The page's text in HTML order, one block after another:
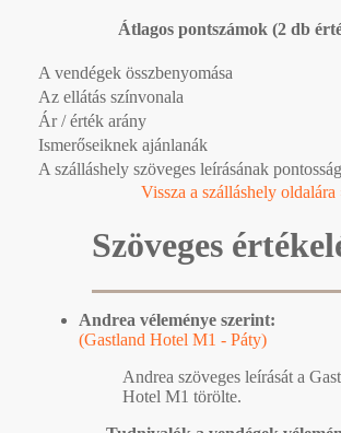
Átlagos pontszámok (2 db
A vendégek összbenyomása
Az ellátás színvonala
Ár / érték arány
Ismerőseiknek ajánlanák
A szálláshely szöveges leírásának
Vissza a szálláshely oldalára
Szöveges
Andrea véleménye szerint:
(Gastland Hotel M1 - Páty)
Andrea szöveges leírását a
Hotel M1 törölte.